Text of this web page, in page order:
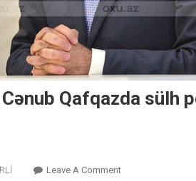
Qafqazda sülh
Leave A CommentOn